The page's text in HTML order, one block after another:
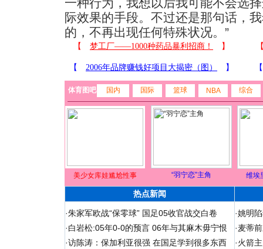
际效果的手段。不过还是那句话，
的，不再出现任何特殊状况。”
体育图吧 国内 国际 篮球 NBA 综合
美少女库娃尴尬性事 “羽宁恋”主角 维埃
热点新闻
·朱家军欧战“保零球” 国足05收官战交白卷
·白岩松:05年0-0的预言 06年与其麻木毋宁恨
·访陈涛：保加利亚很强 在国足学到很多东西
·姚明
·麦蒂
·火箭